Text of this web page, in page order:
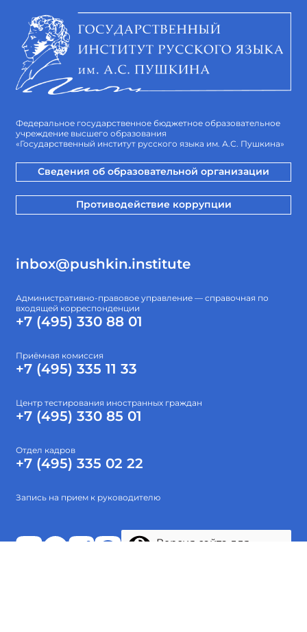
Федеральное государственное бюджетное образовательное
учреждение высшего образования
«Государственный институт русского языка им. А.С. Пушкина»
Сведения об образовательной организации
Противодействие коррупции
inbox@pushkin.institute
Административно-правовое управление — справочная по
входящей корреспонденции
+7 (495) 330 88 01
Приёмная комиссия
+7 (495) 335 11 33
Центр тестирования иностранных граждан
+7 (495) 330 85 01
Отдел кадров
+7 (495) 335 02 22
Запись на прием к руководителю
Версия сайта для